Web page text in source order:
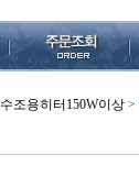
수조용히터150W이상 >